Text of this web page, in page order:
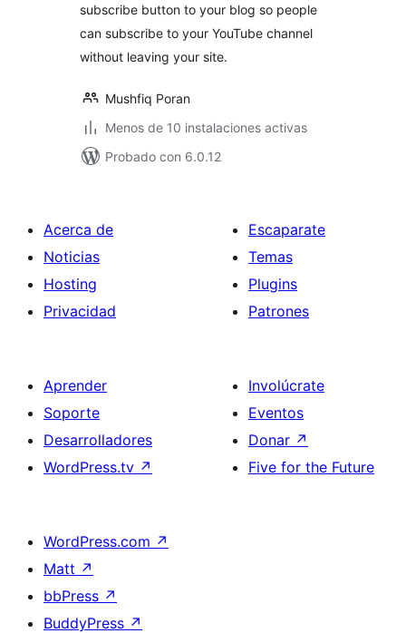
subscribe button to your blog so people
can subscribe to your YouTube channel
without leaving your site.
Mushfiq Poran
Menos de 10 instalaciones activas
Probado con 6.0.12
Acerca de
Noticias
Hosting
Privacidad
Escaparate
Temas
Plugins
Patrones
Aprender
Soporte
Desarrolladores
WordPress.tv ↗
Involúcrate
Eventos
Donar ↗
Five for the Future
WordPress.com ↗
Matt ↗
bbPress ↗
BuddyPress ↗